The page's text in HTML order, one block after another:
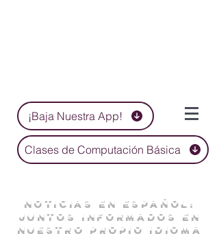
¡Baja Nuestra App!
Clases de Computación Básica
NOTICIAS EN ESPAÑOL:
JUNTOS INFORMADOS EN
NUESTRO PROPIO IDIOMA